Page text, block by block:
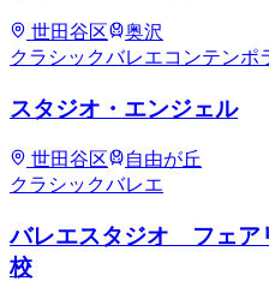
世田谷区
奥沢
クラシックバレエコンテンポ
スタジオ・エンジェル
世田谷区
自由が丘
クラシックバレエ
バレエスタジオ フェ
校